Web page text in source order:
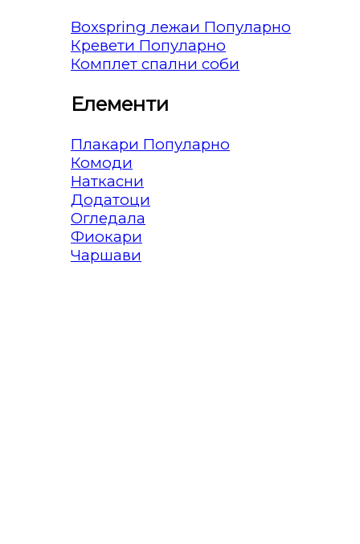
Boxspring лежаи
Кревети
Комплет спални соби
Елементи
Плакари
Комоди
Наткасни
Додатоци
Огледала
Фиокари
Чаршави